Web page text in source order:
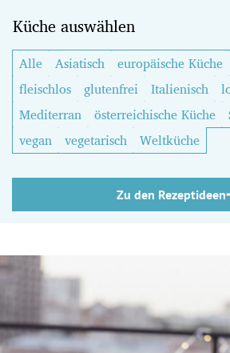
Küche auswählen
Alle Asiatisch europäische Küche
fleischlos
glutenfrei Italienisch
Mediterran
österreichische Küche
vegan
vegetarisch Weltküche
Zu den Rezeptideen